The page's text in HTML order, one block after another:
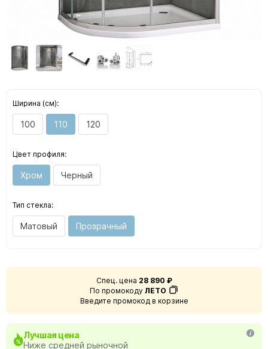
Ширина (см):
100 110 120
Цвет профиля:
Хром Черный
Тип стекла:
Матовый Прозрачный
Спец. цена 28 890 ₽
По промокоду ЛЕТО
Введите промокод в корзине
Лучшая цена
Ниже средней рыночной